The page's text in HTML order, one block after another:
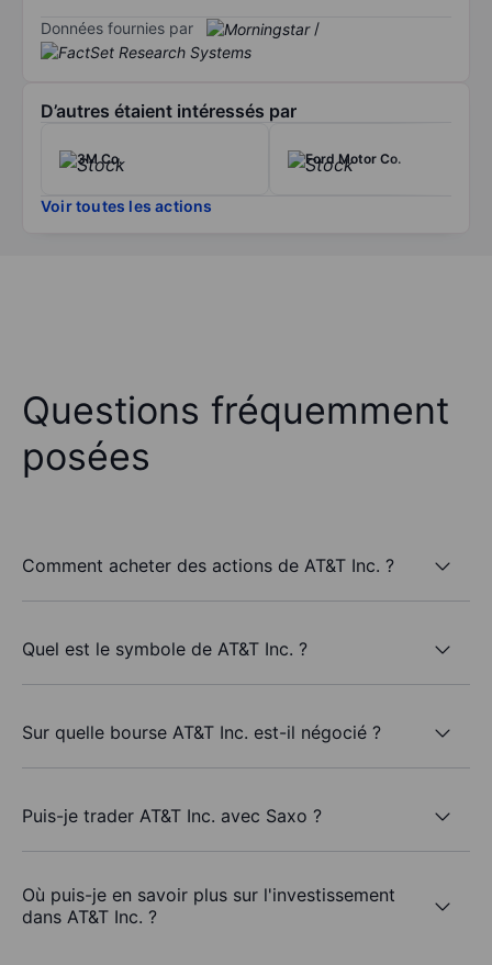
Données fournies par /
D’autres étaient intéressés par
3M Co. Ford Motor Co.
Voir toutes les actions
Questions fréquemment
posées
Comment acheter des actions de AT&T Inc. ?
Quel est le symbole de AT&T Inc. ?
Sur quelle bourse AT&T Inc. est-il négocié ?
Puis-je trader AT&T Inc. avec Saxo ?
Où puis-je en savoir plus sur l'investissement
dans AT&T Inc. ?